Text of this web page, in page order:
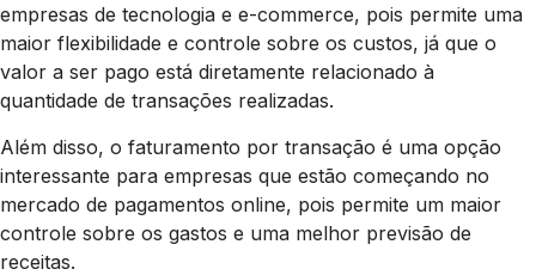
empresas de tecnologia e e-commerce, pois permite uma
maior flexibilidade e controle sobre os custos, já que o
valor a ser pago está diretamente relacionado à
quantidade de transações realizadas.
Além disso, o faturamento por transação é uma opção
interessante para empresas que estão começando no
mercado de pagamentos online, pois permite um maior
controle sobre os gastos e uma melhor previsão de
receitas.